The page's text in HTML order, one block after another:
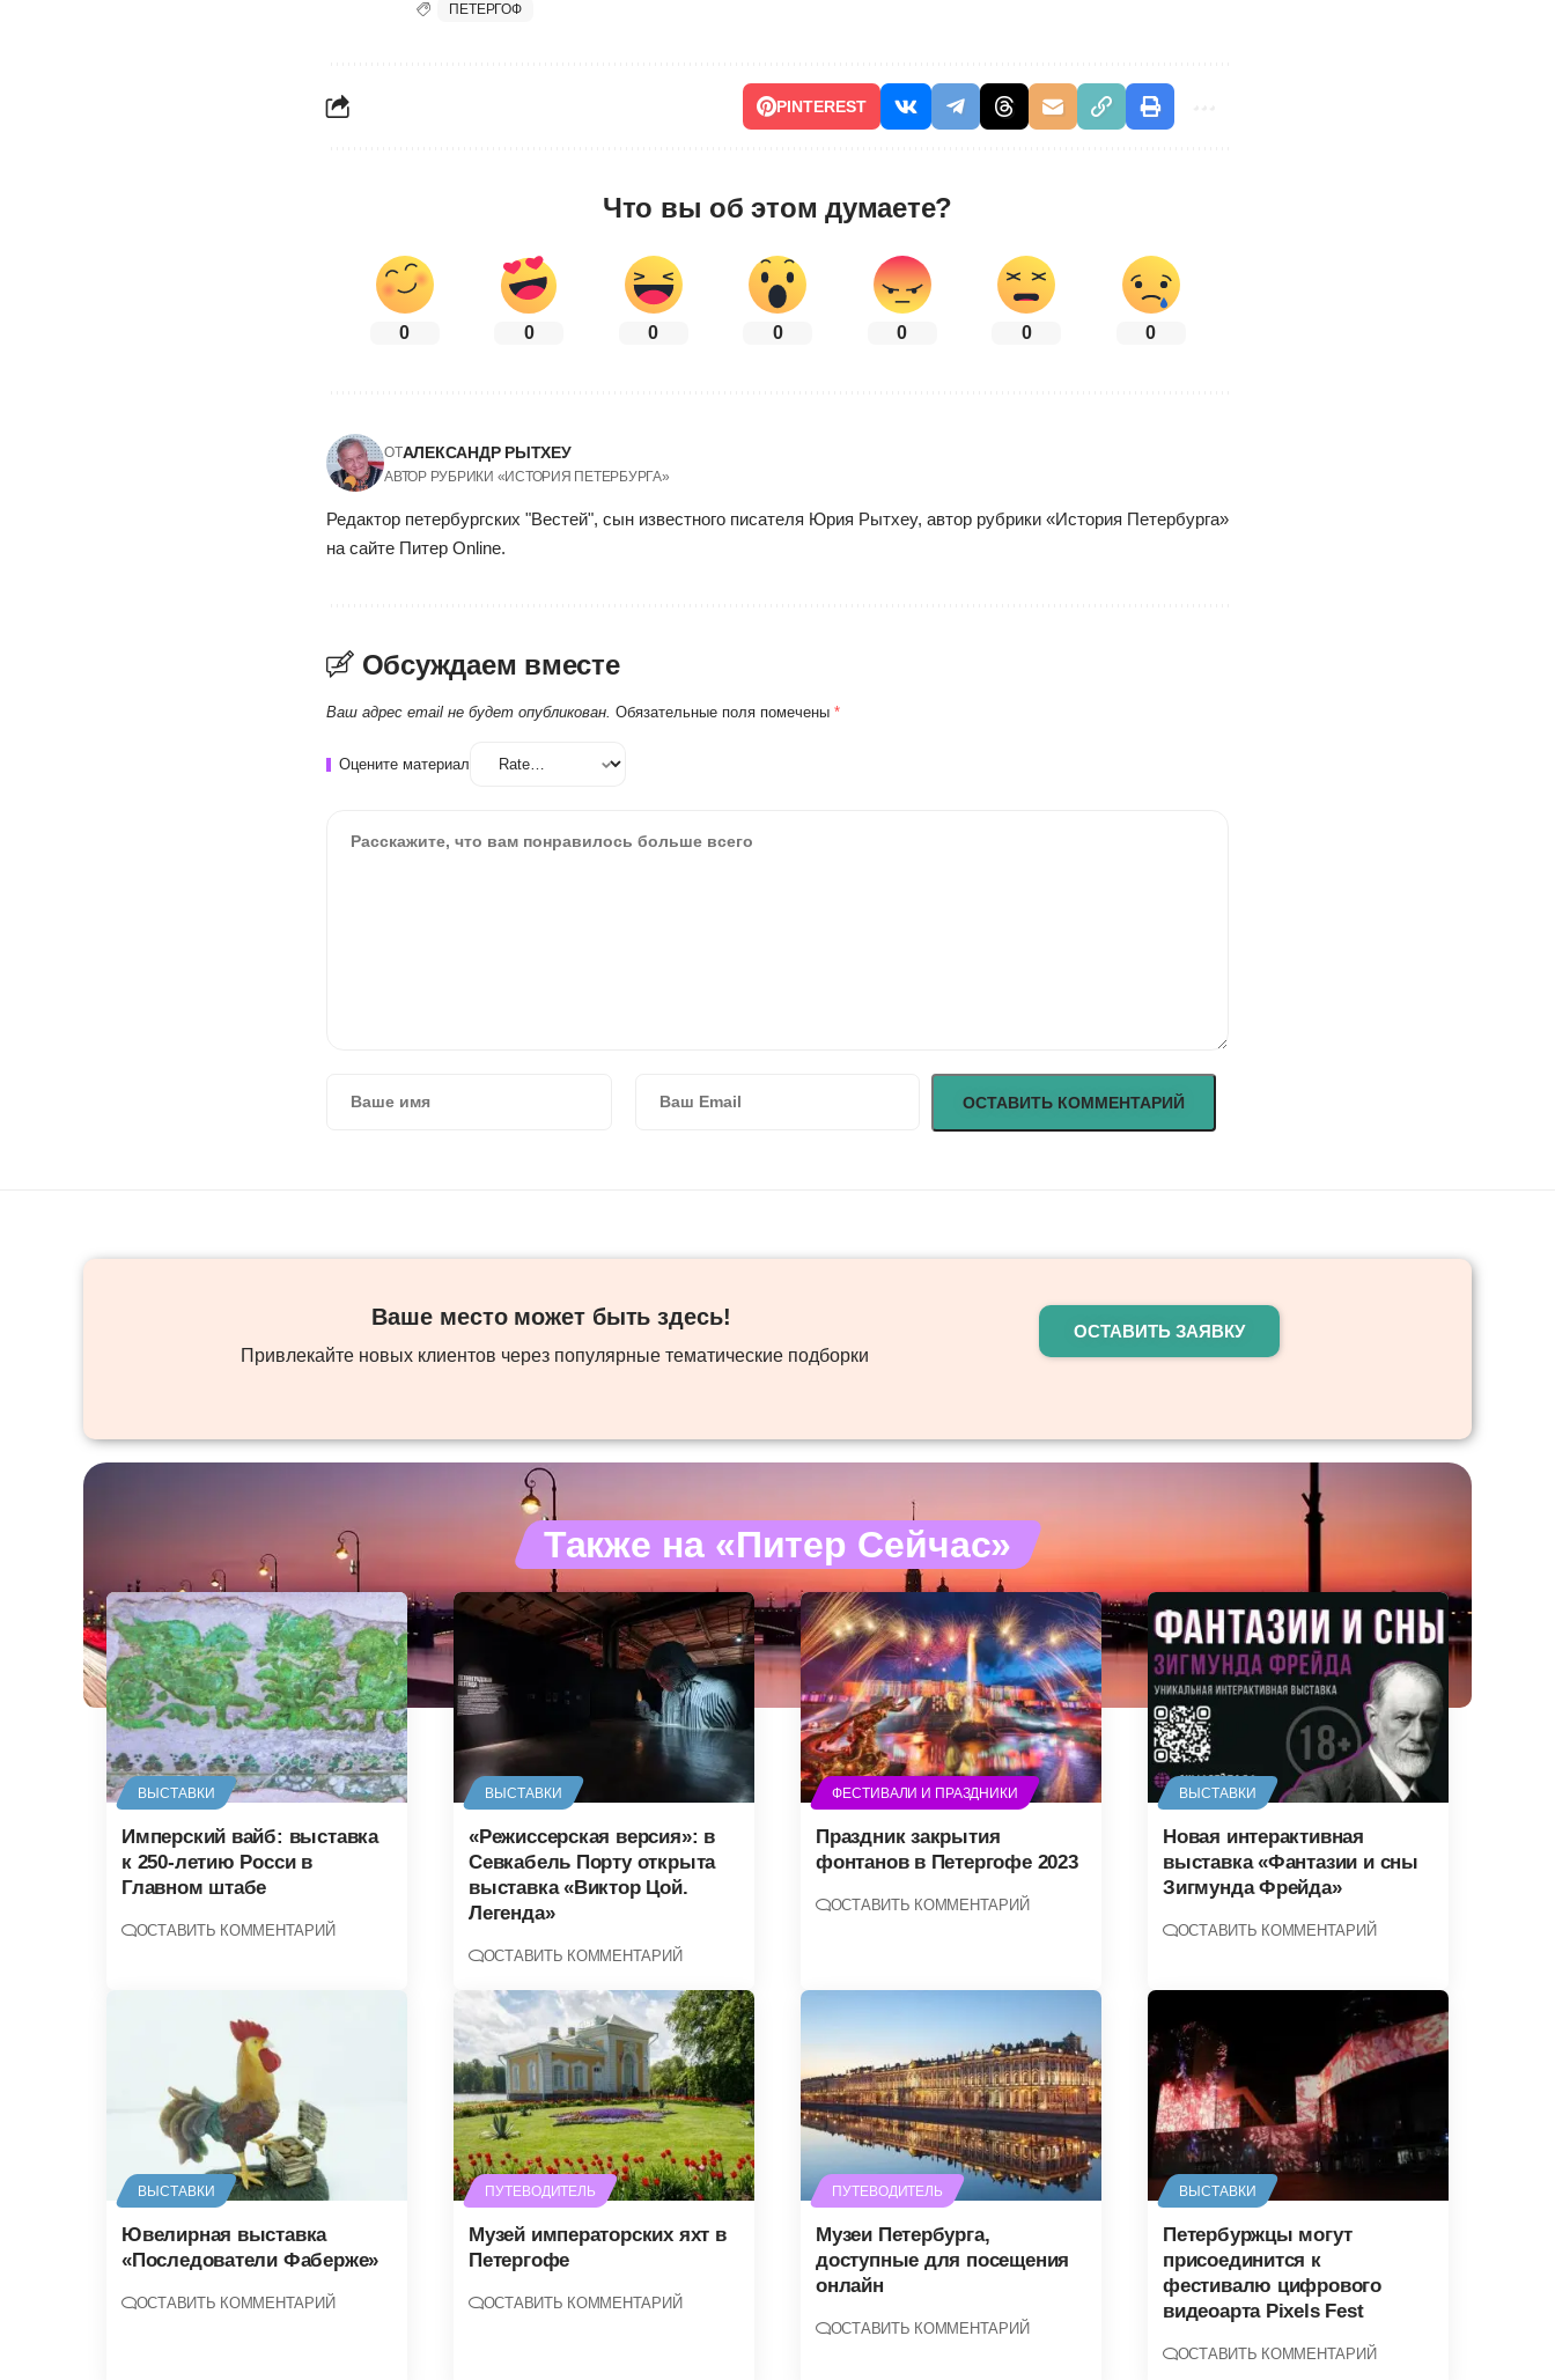
ПЕТЕРГОФ
PINTEREST
Что вы об этом думаете?
0 0 0 0 0 0 0
ОТАЛЕКСАНДР РЫТХЕУ
АВТОР РУБРИКИ «ИСТОРИЯ ПЕТЕРБУРГА»
Редактор петербургских "Вестей", сын известного писателя Юрия Рытхеу, автор рубрики «История Петербурга»
на сайте Питер Online.
Обсуждаем вместе
Ваш адрес email не будет опубликован. Обязательные поля помечены *
Оцените материал
Ваше место может быть здесь! ​
Привлекайте новых клиентов через популярные тематические подборки
ОСТАВИТЬ ЗАЯВКУ
Также на «Питер Сейчас»
ВЫСТАВКИ
Имперский вайб: выставка
к 250-летию Росси в
Главном штабе
ОСТАВИТЬ КОММЕНТАРИЙ
ВЫСТАВКИ
«Режиссерская версия»: в
Севкабель Порту открыта
выставка «Виктор Цой.
Легенда»
ОСТАВИТЬ КОММЕНТАРИЙ
ФЕСТИВАЛИ И ПРАЗДНИКИ
Праздник закрытия
фонтанов в Петергофе 2023
ОСТАВИТЬ КОММЕНТАРИЙ
ВЫСТАВКИ
Новая интерактивная
выставка «Фантазии и сны
Зигмунда Фрейда»
ОСТАВИТЬ КОММЕНТАРИЙ
ВЫСТАВКИ
Ювелирная выставка
«Последователи Фаберже»
ОСТАВИТЬ КОММЕНТАРИЙ
ПУТЕВОДИТЕЛЬ
Музей императорских яхт в
Петергофе
ОСТАВИТЬ КОММЕНТАРИЙ
ПУТЕВОДИТЕЛЬ
Музеи Петербурга,
доступные для посещения
онлайн
ОСТАВИТЬ КОММЕНТАРИЙ
ВЫСТАВКИ
Петербуржцы могут
присоединится к
фестивалю цифрового
видеоарта Pixels Fest
ОСТАВИТЬ КОММЕНТАРИЙ